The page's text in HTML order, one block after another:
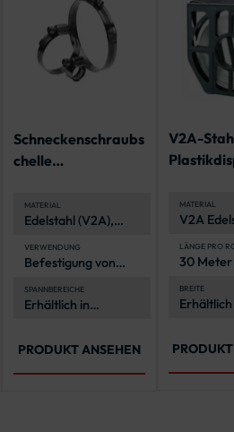
Schneckenschraubs
chelle
160 mm
MATERIAL
Edelstahl (V2A),
witterungsbeständig
VERWENDUNG
Befestigung von
anderen Elementen
an Rohrpfosten
SPANNBEREICHE
Erhältlich in
von 40-160 mm Ø
PRODUKT ANSEHEN
V2A-
MATERIAL
V2A
und
LÄNGE PRO
30 Meter
BREITE
Erhältlich